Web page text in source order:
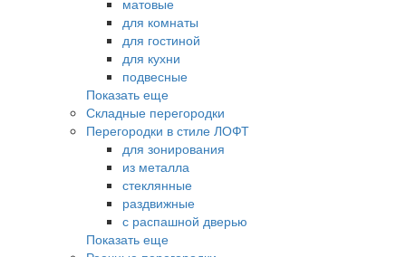
для комнаты
для гостиной
для кухни
подвесные
Показать еще
Складные перегородки
Перегородки в стиле ЛОФТ
для зонирования
из металла
стеклянные
раздвижные
с распашной дверью
Показать еще